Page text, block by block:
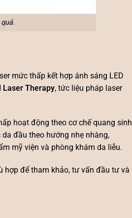
mức thấp kết hợp ánh sáng LED
Laser Therapy, tức liệu pháp laser
hoạt động theo cơ chế quang sinh
đầu theo hướng nhẹ nhàng,
mỹ viện và phòng khám da liễu.
hợp để tham khảo, tư vấn đầu tư và